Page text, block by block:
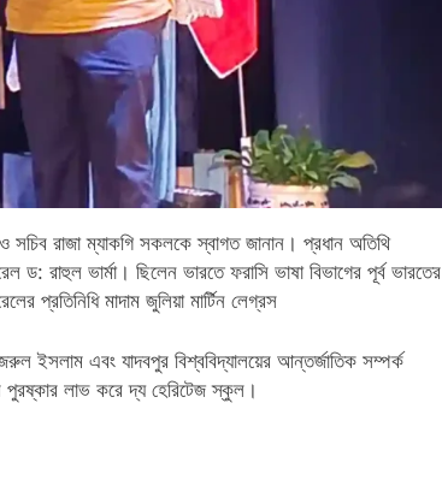
সচিব রাজা ম্যাকগি সকলকে স্বাগত জানান। প্রধান অতিথি
রাহুল ভার্মা। ছিলেন ভারতে ফরাসি ভাষা বিভাগের পূর্ব ভারতের
প্রতিনিধি মাদাম জুলিয়া মার্টিন লেগ্রস
ইসলাম এবং যাদবপুর বিশ্ববিদ্যালয়ের আন্তর্জাতিক সম্পর্ক
পুরষ্কার লাভ করে দ্য হেরিটেজ স্কুল।